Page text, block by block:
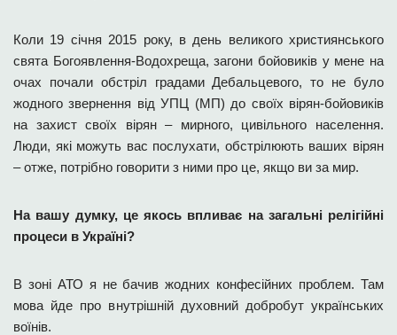
Коли 19 січня 2015 року, в день великого християнського
свята Богоявлення-Водохреща, загони бойовиків у мене на
очах почали обстріл градами Дебальцевого, то не було
жодного звернення від УПЦ (МП) до своїх вірян-бойовиків
на захист своїх вірян – мирного, цивільного населення.
Люди, які можуть вас послухати, обстрілюють ваших вірян
– отже, потрібно говорити з ними про це, якщо ви за мир.
На вашу думку, це якось впливає на загальні релігійні
процеси в Україні?
В зоні АТО я не бачив жодних конфесійних проблем. Там
мова йде про внутрішній духовний добробут українських
воїнів.